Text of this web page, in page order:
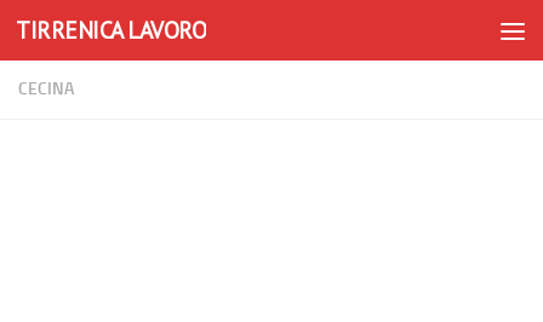
Skip to content
TIRRENICA LAVORO
CECINA